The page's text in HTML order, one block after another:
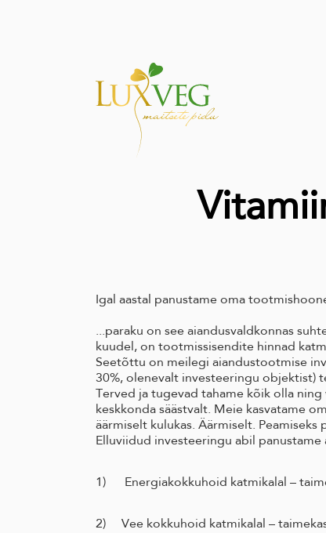
Igal aastal panustame oma
...paraku on see aiandusvaldkonnas
kuudel, on tootmissisendite hinnad
Seetõttu on meilegi aiandustootmise
30%, olenevalt investeeringu objektist)
Terved ja tugevad tahame kõik olla
keskkonda säästvalt. Meie kasvatame
äärmiselt kulukas. Äärmiselt. Peamiseks
Elluviidud investeeringu abil panustame
1) Energiakokkuhoid katmikalal –
2) Vee kokkuhoid katmikalal –